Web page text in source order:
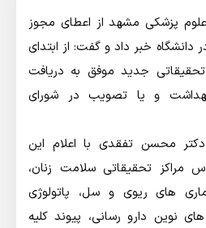
پزشکی مشهد از اعطای مجوز
دانشگاه خبر داد و گفت: ‌از ابتدای
کنون 10 مرکز تحقیقاتی جدید موفق به دریافت
و یا تصویب در شورای
محسن تفقدی با اعلام این
مراکز تحقیقاتی سلامت زنان،
های ریوی و سل، پاتولوژی
نوین دارو رسانی، پیوند کلیه